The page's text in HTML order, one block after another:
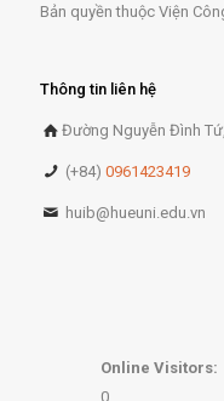
Bản quyền thuộc Viện
Thông tin liên hệ
Đường Nguyễn Đình
(+84)0961423419
huib@hueuni.edu.vn
Online Visitors:
0